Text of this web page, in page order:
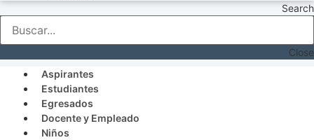
Search
Close
Aspirantes
Estudiantes
Egresados
Docente y Empleado
Niños